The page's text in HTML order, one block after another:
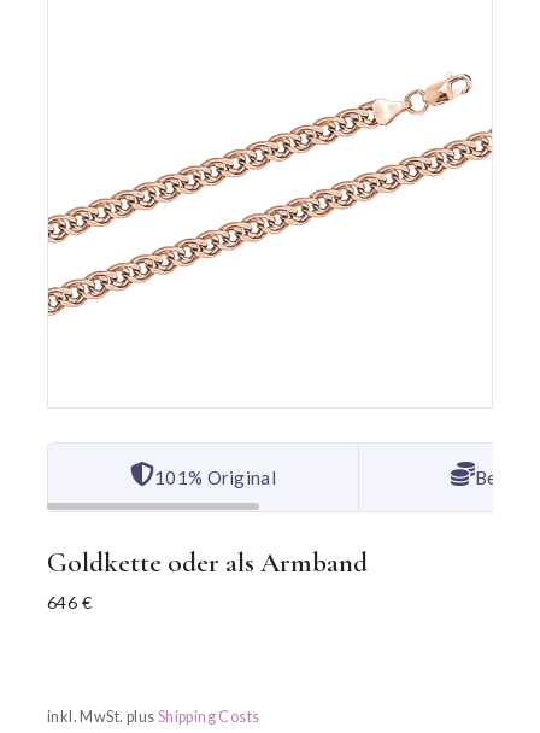
101% Original Bester
Goldkette oder als Armband
646 €
inkl. MwSt. plus Shipping Costs
2 Produkte wurden in den letzten 20 Stunden verkauft